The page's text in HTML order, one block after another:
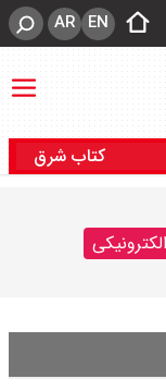
EN
AR
کتاب شرق